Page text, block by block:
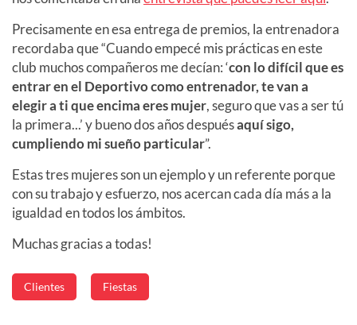
Precisamente en esa entrega de premios, la entrenadora
recordaba que “Cuando empecé mis prácticas en este
club muchos compañeros me decían: ‘con lo difícil que es
entrar en el Deportivo como entrenador, te van a
elegir a ti que encima eres mujer, seguro que vas a ser tú
la primera...’ y bueno dos años despuésaquí sigo,
cumpliendo mi sueño particular”.
Estas tres mujeres son un ejemplo y un referente porque
con su trabajo y esfuerzo, nos acercan cada día más a la
igualdad en todos los ámbitos.
Muchas gracias a todas!
Clientes Fiestas